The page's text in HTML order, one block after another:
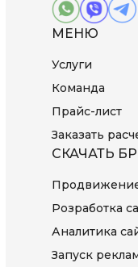
МЕНЮ
Услуги
Команда
Прайс-лист
Заказать
СКАЧАТЬ
Продвижение
Розработка
Аналитика
Запуск